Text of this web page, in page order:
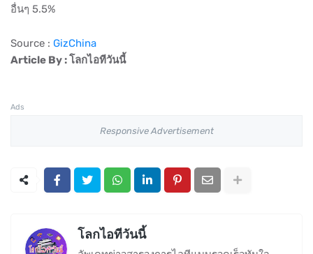
อื่นๆ 5.5%
Source : GizChina
Article By : โลกไอทีวันนี้
Ads
Responsive Advertisement
โลกไอทีวันนี้